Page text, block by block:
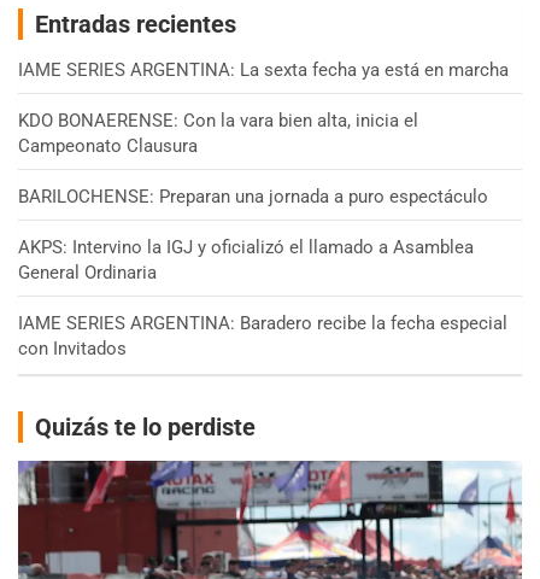
Entradas recientes
IAME SERIES ARGENTINA: La sexta fecha ya está en marcha
KDO BONAERENSE: Con la vara bien alta, inicia el
Campeonato Clausura
BARILOCHENSE: Preparan una jornada a puro espectáculo
AKPS: Intervino la IGJ y oficializó el llamado a Asamblea
General Ordinaria
IAME SERIES ARGENTINA: Baradero recibe la fecha especial
con Invitados
Quizás te lo perdiste